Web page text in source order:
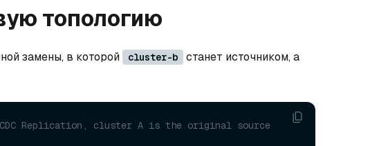
топологию
замены, в которой cluster-b станет источником, а
Replication, cluster A is the original source